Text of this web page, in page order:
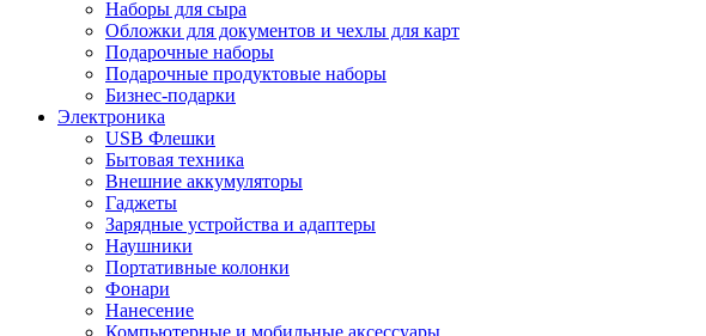
Наборы для сыра
Обложки для документов и чехлы для карт
Подарочные наборы
Подарочные продуктовые наборы
Бизнес-подарки
Электроника
USB Флешки
Бытовая техника
Внешние аккумуляторы
Гаджеты
Зарядные устройства и адаптеры
Наушники
Портативные колонки
Фонари
Нанесение
Компьютерные и мобильные аксессуары